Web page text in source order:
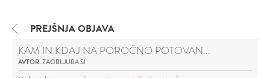
PREJŠNJA OBJAVA
KAM IN KDAJ NA POROČNO POTOVAN...
AVTOR:ZAOBLJUBA.SI